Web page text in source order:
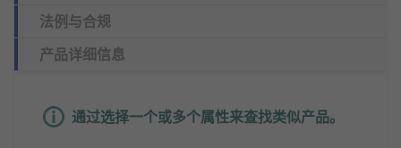
法例与合规
产品详细信息
通过选择一个或多个属性来查找类似产品。